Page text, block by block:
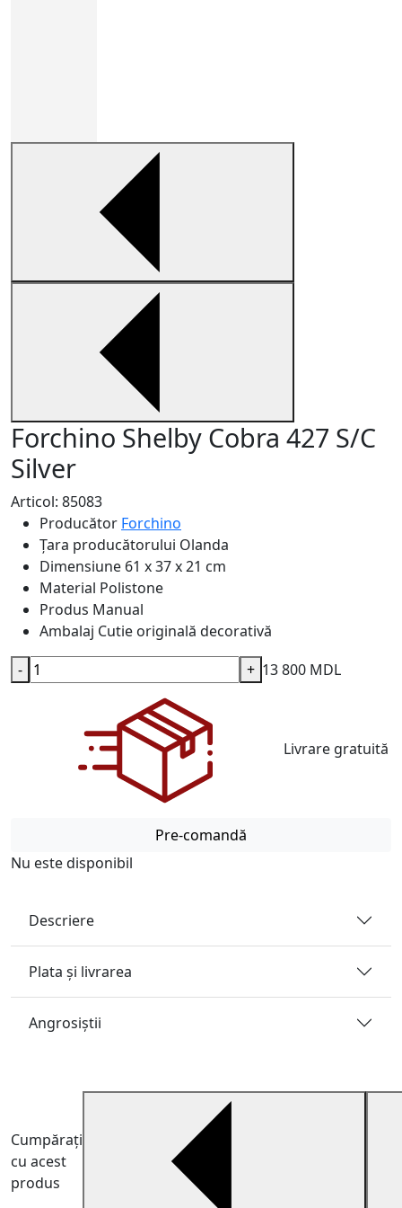
Forchino Shelby Cobra 427 S/C
Silver
Articol: 85083
Producător Forchino
Țara producătorului Olanda
Dimensiune 61 x 37 x 21 cm
Material Polistone
Produs Manual
Ambalaj Cutie originală decorativă
13 800 MDL
- +
Livrare gratuită
Pre-comandă
Nu este disponibil
Descriere
Plata și livrarea
Angrosiştii
Cumpărați
cu acest
produs